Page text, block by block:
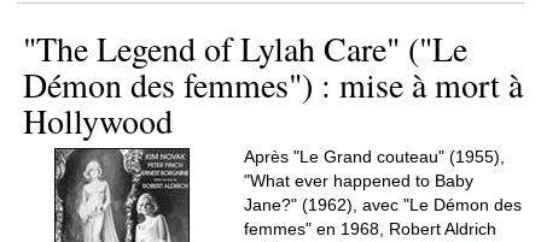
"The Legend of Lylah Care" ("Le
Démon des femmes") : mise à mort à
Hollywood
Après "Le Grand couteau" (1955),
"What ever happened to Baby
Jane?" (1962), avec "Le Démon des
femmes" en 1968, Robert Aldrich